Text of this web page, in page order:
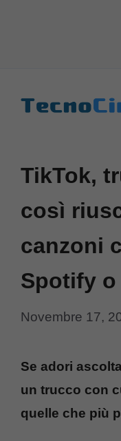
TikTok,
così
canzoni
Spotify o
Novembre 17,
Se adori
un trucco con
quelle che più